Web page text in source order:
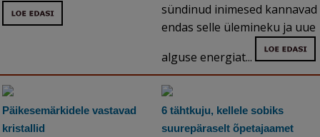
sündinud inimesed kannavad
endas selle ülemineku ja uue
alguse energiat...
Päikesemärkidele vastavad
kristallid
6 tähtkuju, kellele sobiks
suurepäraselt õpetajaamet